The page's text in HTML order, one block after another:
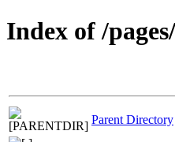
Index of /
Parent Directory